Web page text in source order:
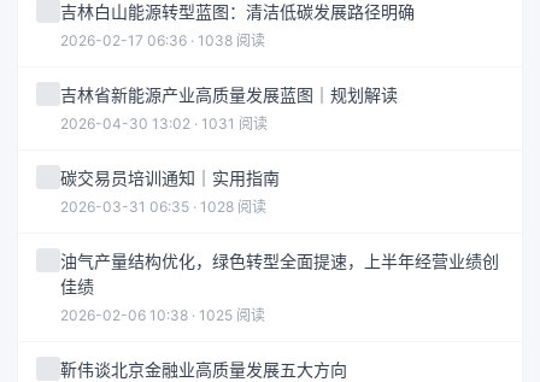
吉林白山能源转型蓝图：清洁低碳发展路径明确
2026-02-17 06:36 · 1038 阅读
吉林省新能源产业高质量发展蓝图｜规划解读
2026-04-30 13:02 · 1031 阅读
碳交易员培训通知｜实用指南
2026-03-31 06:35 · 1028 阅读
油气产量结构优化，绿色转型全面提速，上半年经营业绩创
佳绩
2026-02-06 10:38 · 1025 阅读
靳伟谈北京金融业高质量发展五大方向